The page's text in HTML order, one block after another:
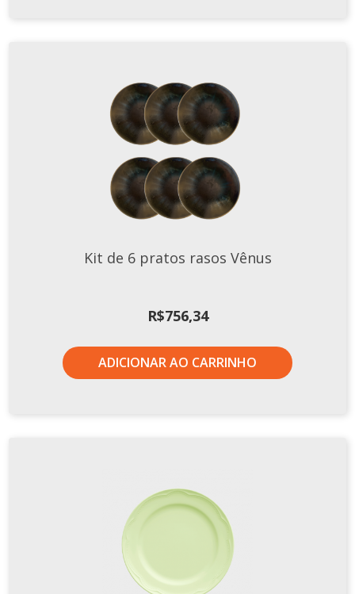
Kit de 6 pratos rasos Vênus
R$756,34
ADICIONAR AO CARRINHO